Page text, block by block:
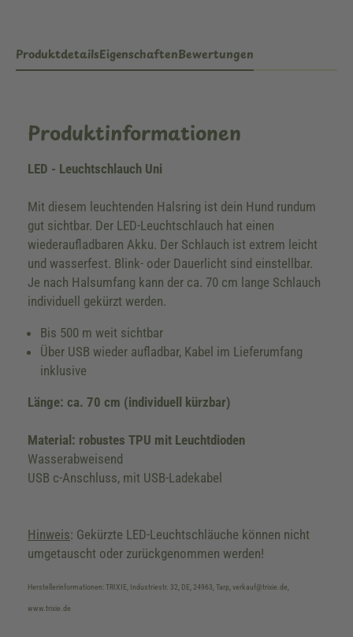
ProduktdetailsEigenschaftenBewertungen
Produktinformationen
LED - Leuchtschlauch Uni
Mit diesem leuchtenden Halsring ist dein Hund rundum
gut sichtbar. Der LED-Leuchtschlauch hat einen
wiederaufladbaren Akku. Der Schlauch ist extrem leicht
und wasserfest. Blink- oder Dauerlicht sind einstellbar.
Je nach Halsumfang kann der ca. 70 cm lange Schlauch
individuell gekürzt werden.
Bis 500 m weit sichtbar
Über USB wieder aufladbar, Kabel im Lieferumfang
inklusive
Länge: ca. 70 cm (individuell kürzbar)
Material: robustes TPU mit Leuchtdioden
Wasserabweisend
USB c-Anschluss, mit USB-Ladekabel
Hinweis: Gekürzte LED-Leuchtschläuche können nicht
umgetauscht oder zurückgenommen werden!
Herstellerinformationen: TRIXIE, Industriestr. 32, DE, 24963, Tarp, verkauf@trixie.de,
www.trixie.de